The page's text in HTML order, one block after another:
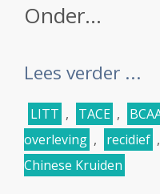
Onder...
Lees verder ...
LITT , TACE ,
overleving , recidief ,
Chinese Kruiden